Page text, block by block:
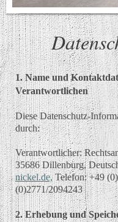
1. Name und
Verantwortlichen
Diese Datenschutz-
durch:
Verantwortlicher:
35686 Dillenburg,
nickel.de,Telefon: +49
(0)2771/2094243
2. Erhebung und